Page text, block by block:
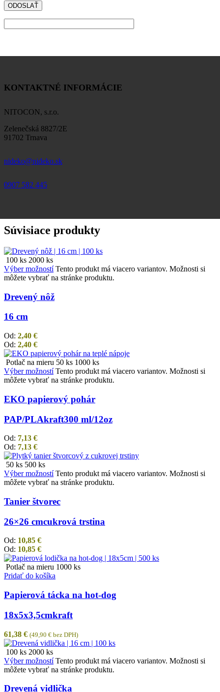
KONTAKTNÉ INFORMÁCIE
NITOCON, s.r.o.
Zelenečská 8827/2E
91702 Trnava
nideko@nideko.sk
0907 582 445
Súvisiace produkty
100 ks 2000 ks
Výber možností Tento produkt má viacero variantov. Možnosti si
môžete vybrať na stránke produktu.
Drevený nôž
16 cm
Od: 2,40 €
Od: 2,40 €
Potlač na mieru 50 ks 1000 ks
Výber možností Tento produkt má viacero variantov. Možnosti si
môžete vybrať na stránke produktu.
EKO papierový pohár
PAP/PLAkraft300 ml/12oz
Od: 7,13 €
Od: 7,13 €
50 ks 500 ks
Výber možností Tento produkt má viacero variantov. Možnosti si
môžete vybrať na stránke produktu.
Tanier štvorec
26×26 cmcukrová trstina
Od: 10,85 €
Od: 10,85 €
Potlač na mieru 1000 ks
Pridať do košíka
Papierová tácka na hot-dog
18x5x3,5cmkraft
61,38 € (49,90 € bez DPH)
100 ks 2000 ks
Výber možností Tento produkt má viacero variantov. Možnosti si
môžete vybrať na stránke produktu.
Drevená vidlička